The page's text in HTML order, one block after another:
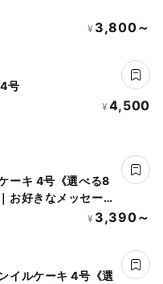
¥ 3,800～
号
¥ 4,500
ーキ 4号《選べる8
お好きなメッセージ
¥ 3,390～
イルケーキ 4号《選